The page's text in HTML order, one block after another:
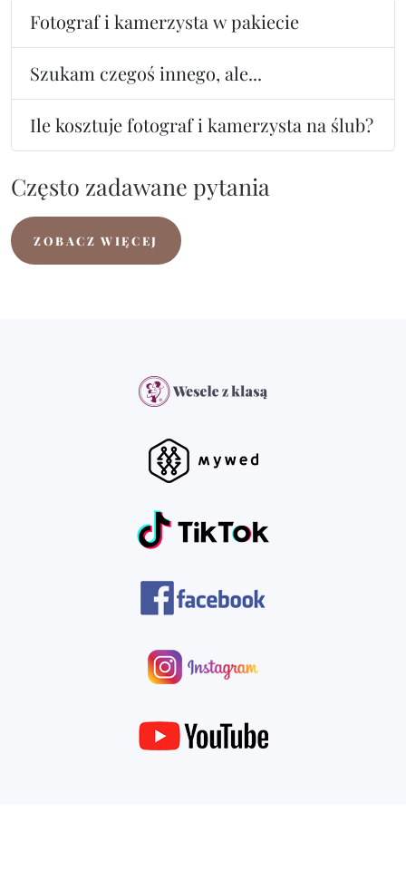
Często zadawane pytania
ZOBACZ WIĘCEJ
Fotograf i kamerzysta w pakiecie
Szukam czegoś innego, ale...
Ile kosztuje fotograf i kamerzysta na ślub?